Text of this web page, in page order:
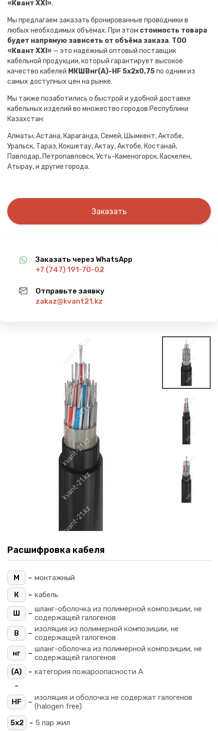
«Квант XXI».
Мы предлагаем заказать бронированные проводники в
любых необходимых объёмах. При этом стоимость товара
будет напрямую зависеть от объёма заказа. ТОО
«Квант XXI» — это надёжный оптовый поставщик
кабельной продукции, который гарантирует высокое
качество кабелей МКШВнг(A)-HF 5х2х0,75по одним из
самых доступных цен на рынке.
Мы также позаботились о быстрой и удобной доставке
кабельных изделий во множество городов Республики
Казахстан:
Алматы, Астана, Караганда, Семей, Шымкент, Актобе,
Уральск, Тараз, Кокшетау, Актау, Актобе, Костанай,
Павлодар, Петропавловск, Усть-Каменогорск, Каскелен,
Атырау, и другие города.
Заказать
Заказать через WhatsApp
+7 (747) 191-70-02
Отправьте заявку
zakaz@kvant21.kz
Расшифровка кабеля
М - монтажный
К
- кабель
Ш - шланг-оболочка из полимерной композиции, не
содержащей галогенов
В
- изоляция из полимерной композиции, не
содержащей галогенов
нг
- шланг-оболочка из полимерной композиции, не
содержащей галогенов
(A)
- категория пожароопасности A
-
HF - изоляция и оболочка не содержат галогенов
(halogen free)
5х2
- 5 пар жил